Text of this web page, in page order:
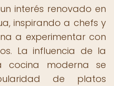
interés renovado en
inspirando a chefs y
a experimentar con
La influencia de la
cocina moderna se
de platos